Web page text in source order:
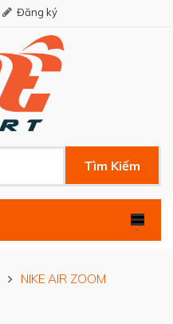
Đăng ký
Tìm Kiếm
.
NIKE AIR ZOOM